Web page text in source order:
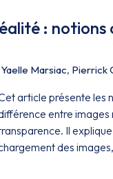
:
Yaelle Marsiac, Pierrick
article présente les
entre
Il
des